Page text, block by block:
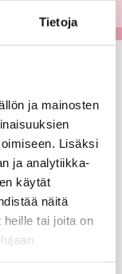
Tietoja
ja mainosten
Lisäksi
ja analytiikka-
käytät
näitä
heille tai joita on